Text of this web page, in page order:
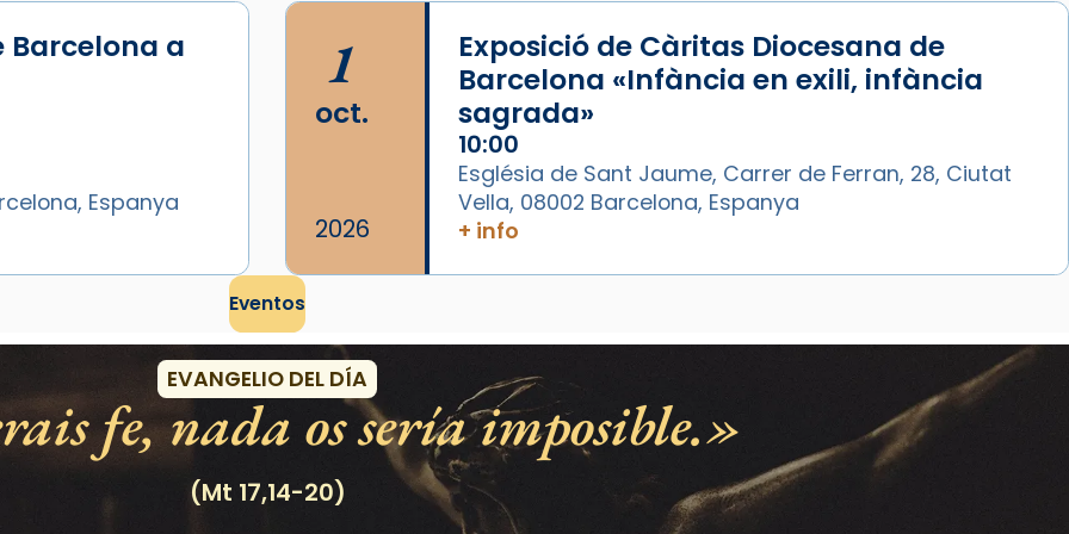
Barcelona a
Espanya
1
oct.
2026
Exposició de Càritas Diocesana de
Barcelona «Infància en exili, infància
sagrada»
10:00
Església de Sant Jaume, Carrer de Ferran, 28, Ciutat
Vella, 08002 Barcelona, Espanya
+ info
Eventos
EVANGELIO DEL DÍA
fe, nada os sería imposible.
(Mt 17,14-20)